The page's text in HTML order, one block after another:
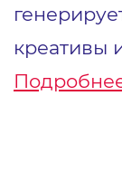
креативы